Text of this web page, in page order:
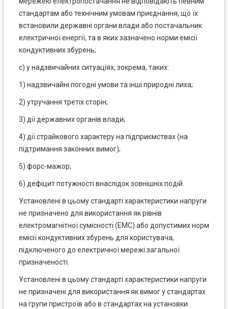
стандартам або технічним умовам приєднання, що їх
встановили державні органи влади або постачальник
електричної енергії, та в яких зазначено норми емісії
кондуктивних збурень;
c) у надзвичайних ситуаціях, зокрема, таких:
1) надзвичайні погодні умови та інші природні лиха;
2) утручання третіх сторін;
3) дії державних органів влади;
4) дії страйкового характеру на підприємствах (на
підтримання законних вимог);
5) форс-мажор;
6) дефіцит потужності внаслідок зовнішніх подій.
Установлені в цьому стандарті характеристики напруги
не призначено для використання як рівнів
електромагнітної сумісності (EMC) або допустимих норм
емісії кондуктивних збурень для користувача,
підключеного до електричної мережі загальної
призначеності.
Установлені в цьому стандарті характеристики напруги
не призначені для використання як вимог у стандартах
на групи пристроїв або в стандартах на установки.